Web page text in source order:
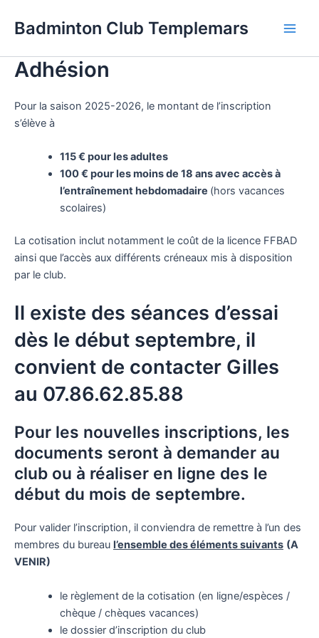
Badminton Club Templemars
Adhésion
Pour la saison 2025-2026, le montant de l’inscription
s’élève à
115 € pour les adultes
100 € pour les moins de 18 ans avec accès à
l’entraînement hebdomadaire (hors vacances
scolaires)
La cotisation inclut notamment le coût de la licence FFBAD
ainsi que l’accès aux différents créneaux mis à disposition
par le club.
Il existe des séances d’essai
dès le début septembre, il
convient de contacter Gilles
au 07.86.62.85.88
Pour les nouvelles inscriptions, les
documents seront à demander au
club ou à réaliser en ligne des le
début du mois de septembre.
Pour valider l’inscription, il conviendra de remettre à l’un des
membres du bureau l’ensemble des éléments suivants (A
VENIR)
le règlement de la cotisation (en ligne/espèces /
chèque / chèques vacances)
le dossier d’inscription du club